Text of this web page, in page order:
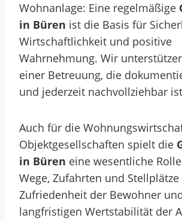
Wohnanlage: Eine regelmäßige
in Büren ist die Basis für
Wirtschaftlichkeit und positive
Wahrnehmung. Wir
einer Betreuung, die
und jederzeit nachvollziehbar
Auch für die
Objektgesellschaften spielt die
in Büren eine wesentliche
Wege, Zufahrten und
Zufriedenheit der Bewohner
langfristigen Wertstabilität der